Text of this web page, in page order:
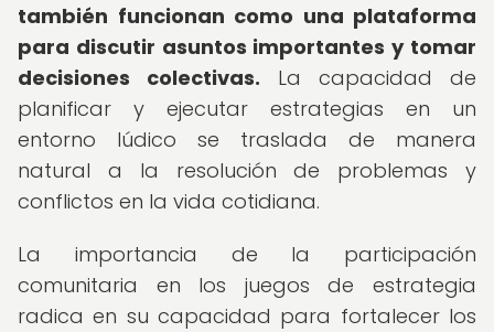
también funcionan como una plataforma
para discutir asuntos importantes y tomar
decisiones colectivas. La capacidad de
planificar y ejecutar estrategias en un
entorno lúdico se traslada de manera
natural a la resolución de problemas y
conflictos en la vida cotidiana.
La importancia de la participación
comunitaria en los juegos de estrategia
radica en su capacidad para fortalecer los